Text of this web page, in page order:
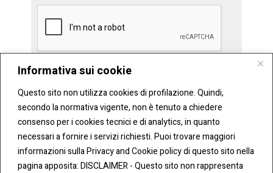
Informativa sui cookie
Questo sito non utilizza cookies di profilazione. Quindi,
secondo la normativa vigente, non è tenuto a chiedere
consenso per i cookies tecnici e di analytics, in quanto
necessari a fornire i servizi richiesti. Puoi trovare maggiori
informazioni sulla Privacy and Cookie policy di questo sito nella
pagina apposita: DISCLAIMER - Questo sito non rappresenta